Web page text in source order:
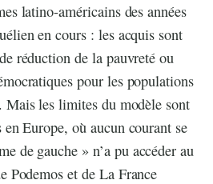
latino-américains des années
en cours : les acquis sont
réduction de la pauvreté ou
pour les populations
Mais les limites du modèle sont
Europe, où aucun courant se
de gauche » n’a pu accéder au
Podemos et de La France